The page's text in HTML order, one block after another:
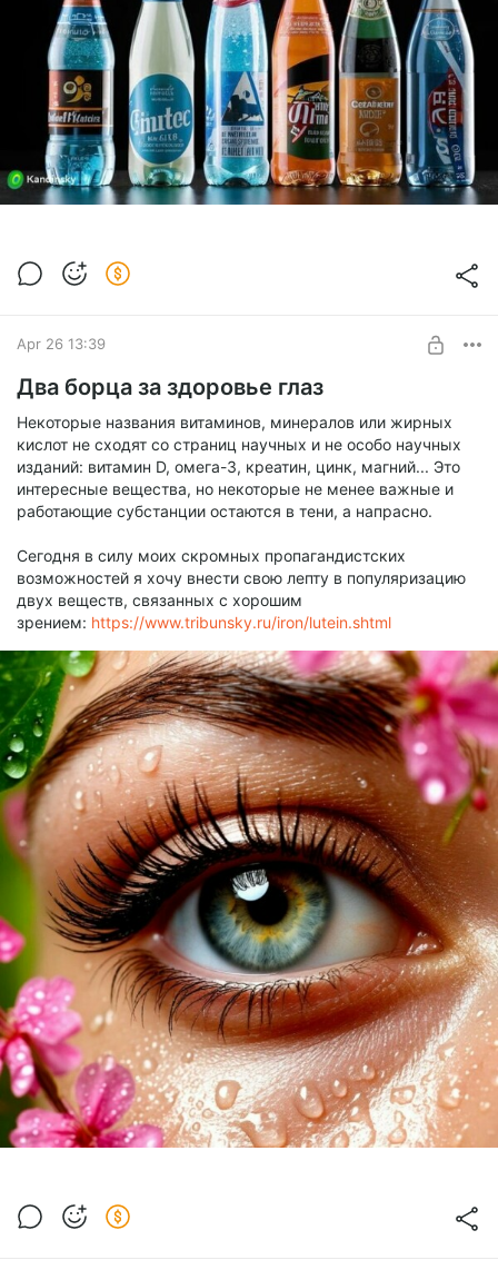
Apr 26 13:39
Два борца за здоровье глаз
Некоторые названия витаминов, минералов или жирных
кислот не сходят со страниц научных и не особо научных
изданий: витамин D, омега-3, креатин, цинк, магний... Это
интересные вещества, но некоторые не менее важные и
работающие субстанции остаются в тени, а напрасно.
Сегодня в силу моих скромных пропагандистских
возможностей я хочу внести свою лепту в популяризацию
двух веществ, связанных с хорошим
зрением: https://www.tribunsky.ru/iron/lutein.shtml